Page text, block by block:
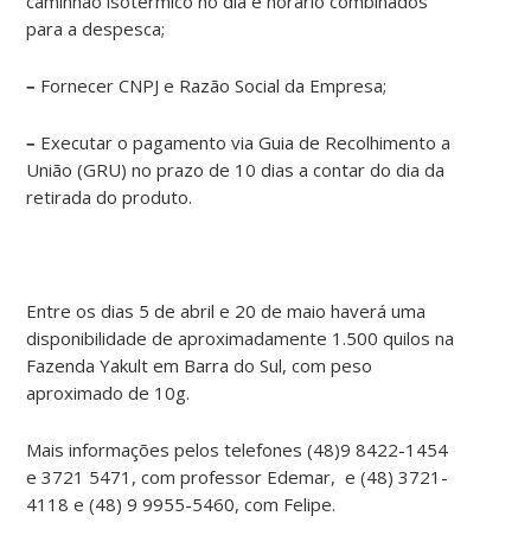
para a despesca;
– Fornecer CNPJ e Razão Social da Empresa;
– Executar o pagamento via Guia de Recolhimento a
União (GRU) no prazo de 10 dias a contar do dia da
retirada do produto.
Entre os dias 5 de abril e 20 de maio haverá uma
disponibilidade de aproximadamente 1.500 quilos na
Fazenda Yakult em Barra do Sul, com peso
aproximado de 10g.
Mais informações pelos telefones (48)9 8422-1454
e 3721 5471, com professor Edemar, e (48) 3721-
4118 e (48) 9 9955-5460, com Felipe.